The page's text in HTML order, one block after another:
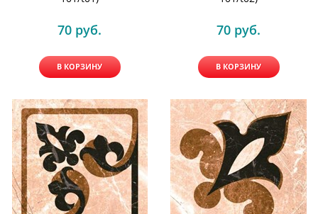
70 руб.
В КОРЗИНУ
70 руб.
В КОРЗИНУ